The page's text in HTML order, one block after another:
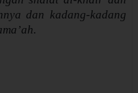
dan kadang-kadang